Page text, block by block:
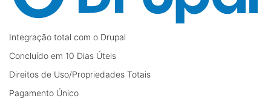
Integração total com o Drupal
Concluído em 10 Dias Úteis
Direitos de Uso/Propriedades Totais
Pagamento Único